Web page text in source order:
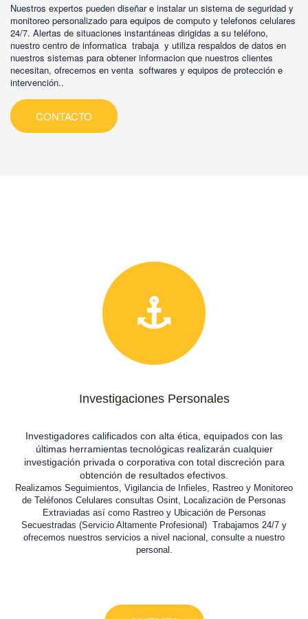
Nuestros expertos pueden diseñar e instalar un sistema de seguridad y
monitoreo personalizado para equipos de computo y telefonos celulares
24/7. Alertas de situaciones instantáneas dirigidas a su teléfono,
nuestro centro de informatica trabaja y utiliza respaldos de datos en
nuestros sistemas para obtener informacion que nuestros clientes
necesitan, ofrecemos en venta softwares y equipos de protección e
intervención..
CONTACTO
Investigaciones Personales
Investigadores calificados con alta ética, equipados con las
últimas herramientas tecnológicas realizarán cualquier
investigación privada o corporativa con total discreción para
obtención de resultados efectivos.
Realizamos Seguimientos, Vigilancia de Infieles, Rastreo y Monitoreo
de Teléfonos Celulares consultas Osint, Localizaciön de Personas
Extraviadas así como Rastreo y Ubicación de Personas
Secuestradas (Servicio Altamente Profesional) Trabajamos 24/7 y
ofrecemos nuestros servicios a nivel nacional, consulte a nuestro
personal.